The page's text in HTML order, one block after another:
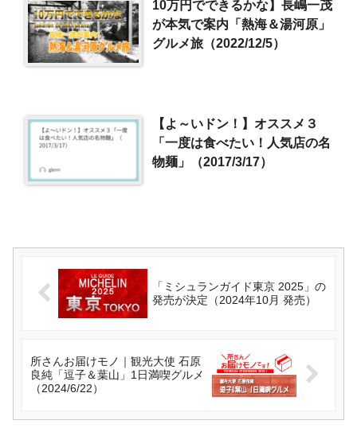
10万円でできるかな】長嶋一茂
が本気で案内「熱海＆湯河原」
グルメ旅（2022/12/5）
【よ～いドン！】オススメ３
「一度は食べたい！人気店の名
物麺」（2017/3/17）
「ミシュランガイド東京 2025」の
発売が決定（2024年10月 発売）
所さんお届けモノ｜観光大使 石原
良純「逗子＆葉山」1日満喫グルメ
（2024/6/22）